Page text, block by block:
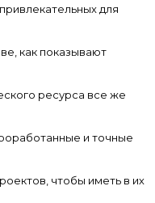
для
как показывают
ресурса все же
и точные
чтобы иметь в их